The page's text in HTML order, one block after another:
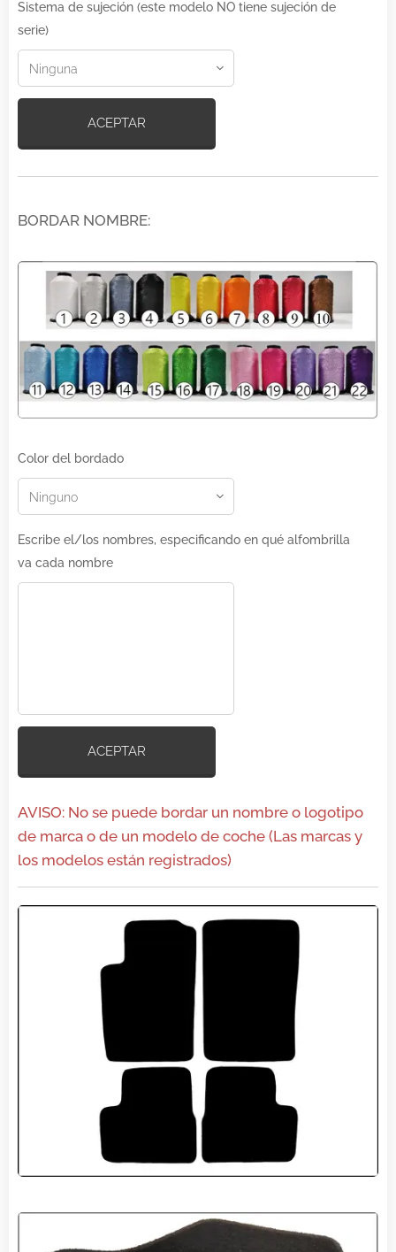
Sistema de sujeción (este modelo NO tiene sujeción de
serie)
ACEPTAR
BORDAR NOMBRE:
Color del bordado
Escribe el/los nombres, especificando en qué alfombrilla
va cada nombre
ACEPTAR
AVISO: No se puede bordar un nombre o logotipo
de marca o de un modelo de coche (Las marcas y
los modelos están registrados)